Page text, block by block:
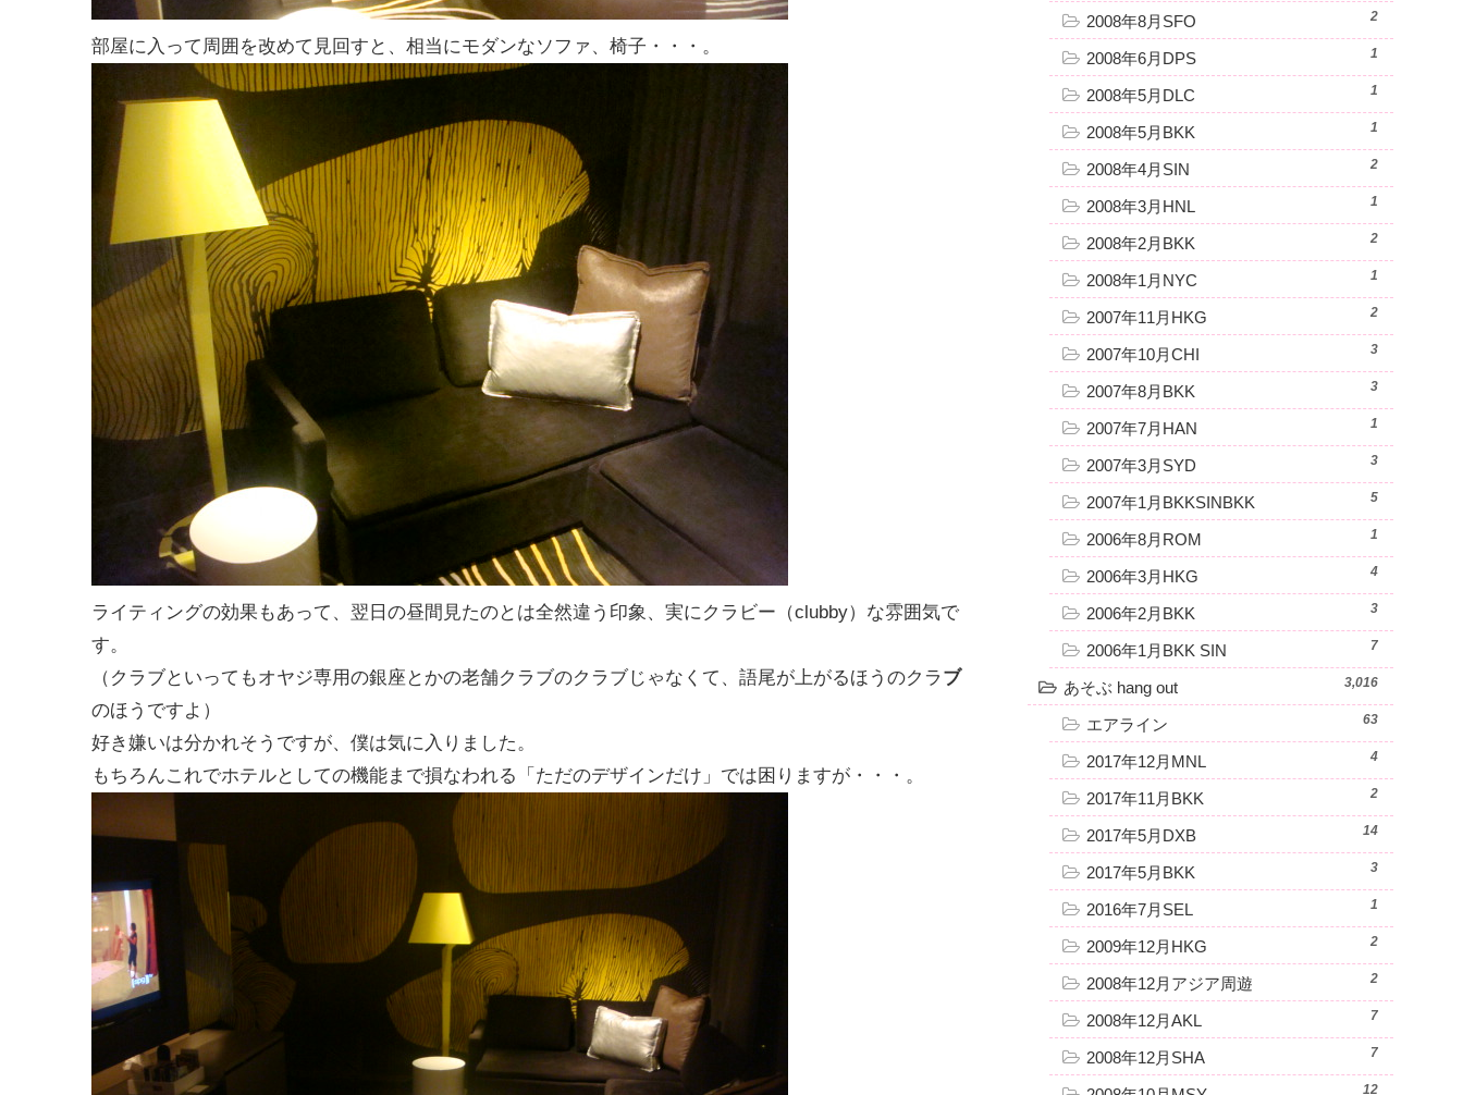
部屋に入って周囲を改めて見回すと、相当にモダンなソファ、椅子・・・。
ライティングの効果もあって、翌日の昼間見たのとは全然違う印象、実にクラビー（clubby）な雰囲気で
す。
（クラブといってもオヤジ専用の銀座とかの老舗クラブのクラブじゃなくて、語尾が上がるほうのクラ ブ
のほうですよ）
好き嫌いは分かれそうですが、僕は気に入りました。
もちろんこれでホテルとしての機能まで損なわれる「ただのデザインだけ」では困りますが・・・。
2008年8月SFO 2
2008年6月DPS 1
2008年5月DLC 1
2008年5月BKK 1
2008年4月SIN 2
2008年3月HNL 1
2008年2月BKK 2
2008年1月NYC 1
2007年11月HKG 2
2007年10月CHI 3
2007年8月BKK 3
2007年7月HAN 1
2007年3月SYD 3
2007年1月BKKSINBKK 5
2006年8月ROM 1
2006年3月HKG 4
2006年2月BKK 3
2006年1月BKK SIN 7
あそぶ hang out 3,016
エアライン 63
2017年12月MNL 4
2017年11月BKK 2
2017年5月DXB 14
2017年5月BKK 3
2016年7月SEL 1
2009年12月HKG 2
2008年12月アジア周遊 2
2008年12月AKL 7
2008年12月SHA 7
12